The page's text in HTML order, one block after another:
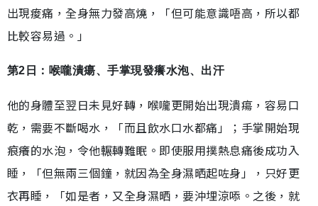
出現痠痛，全身無力發高燒，「但可能意識唔高，所以都
比較容易過。」
第2日：喉嚨潰瘍、手掌現發癢水泡、出汗
他的身體至翌日未見好轉，喉嚨更開始出現潰瘍，容易口
乾，需要不斷喝水，「而且飲水口水都痛」；手掌開始現
痕癢的水泡，令他輾轉難眠。即使服用撲熱息痛後成功入
睡，「但無兩三個鐘，就因為全身濕晒起咗身」，只好更
衣再睡，「如是者，又全身濕晒，要沖埋涼㖭。之後，就